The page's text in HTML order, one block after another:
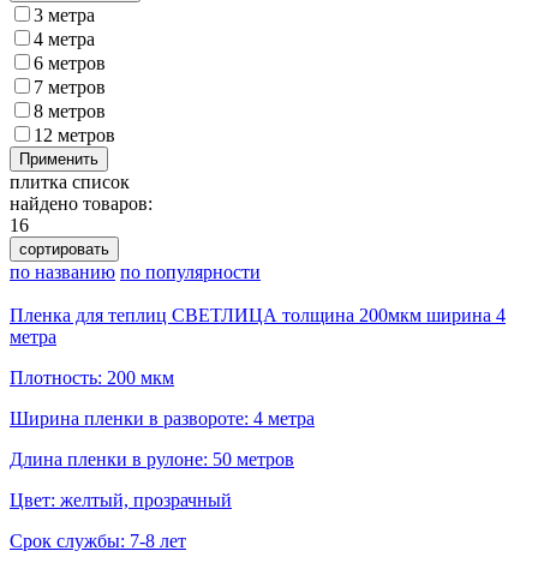
3 метра
4 метра
6 метров
7 метров
8 метров
12 метров
Применить
плитка список
найдено товаров:
16
сортировать
по названию по популярности
Пленка для теплиц СВЕТЛИЦА толщина 200мкм ширина 4
метра
Плотность: 200 мкм
Ширина пленки в развороте: 4 метра
Длина пленки в рулоне: 50 метров
Цвет: желтый, прозрачный
Срок службы: 7-8 лет